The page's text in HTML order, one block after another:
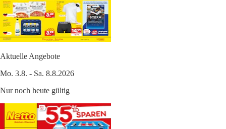
Aktuelle Angebote
Mo. 3.8. - Sa. 8.8.2026
Nur noch heute gültig